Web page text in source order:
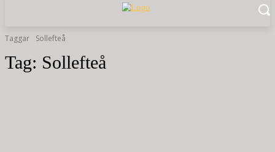
Taggar Sollefteå
Tag: Sollefteå